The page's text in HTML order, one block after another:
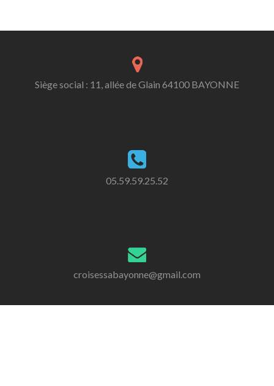
Siège social : 11, allée de Glain 64100 BAYONNE
05.59.59.25.52
croisessabayonne@gmail.com